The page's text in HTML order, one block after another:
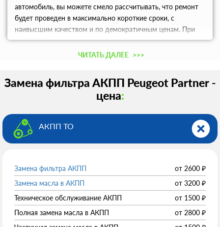
автомобиль, вы можете смело рассчитывать, что ремонт
будет проведен в максимально короткие сроки, с
наивысшим качеством и по демократичным ценам. При
возникновении каких-либо вопросов вы получите
ЧИТАТЬ ДАЛЕЕ >>>
Замена фильтра АКПП Peugeot Partner -
цена:
АКПП ТО
Замена фильтра АКПП от 2600 ₽
Замена масла в АКПП
от 3200 ₽
Техническое обслуживание АКПП
от 1500 ₽
Полная замена масла в АКПП
от 2800 ₽